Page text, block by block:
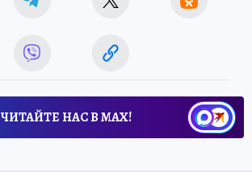
ЧИТАЙТЕ НАС В МАХ!